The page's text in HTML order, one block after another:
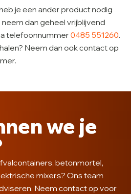
je een ander product nodig
dan geheel vrijblijvend
telefoonnummer 0485 551260.
Neem dan ook contact op
we je
betonmortel,
mixers? Ons team
Neem contact op voor